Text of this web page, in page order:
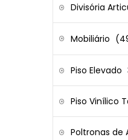
Divisória
Mobiliário
Piso Elevado
Piso Vinílico
Poltronas de